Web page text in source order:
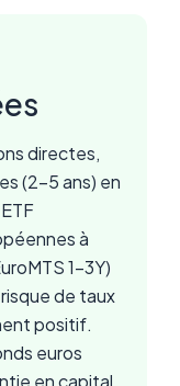
directes,
(2-5 ans) en
à
1-3Y)
de taux
positif.
euros
en capital